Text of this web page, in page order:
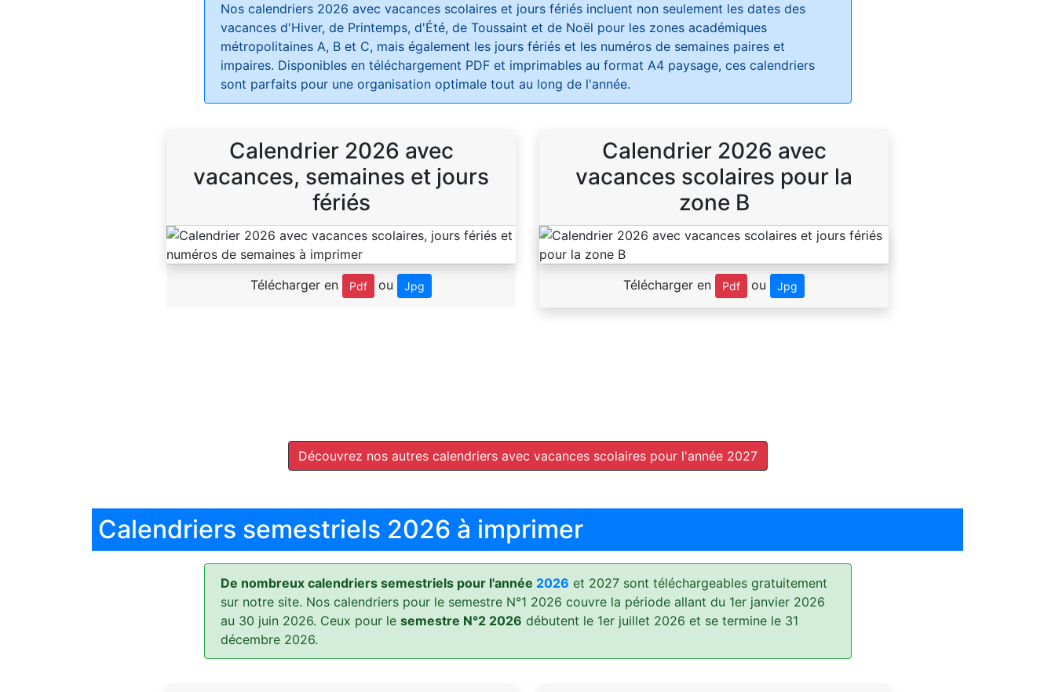
Nos calendriers 2026 avec vacances scolaires et jours fériésincluent non seulement les dates des
vacances d'Hiver, de Printemps, d'Été, de Toussaint et de Noël pour les zones académiques
métropolitaines A, B et C, mais également les jours fériés et les numéros de semaines paires et
impaires. Disponibles en téléchargement PDF et imprimables au format A4 paysage, ces calendriers
sont parfaits pour une organisation optimale tout au long de l'année.
Calendrier 2026 avec
vacances, semaines et jours
fériés
Télécharger en Pdf ou Jpg
Calendrier 2026 avec
vacances scolaires pour la
zone B
Télécharger en Pdf ou Jpg
Découvrez nos autres calendriers avec vacances scolaires pour l'année 2027
Calendriers semestriels 2026 à imprimer
De nombreux calendriers semestriels pour l'année 2026 et 2027 sont téléchargeables gratuitement
sur notre site. Nos calendriers pour le semestre N°1 2026 couvre la période allant du 1er janvier 2026
au 30 juin 2026. Ceux pour le semestre N°2 2026 débutent le 1er juillet 2026 et se termine le 31
décembre 2026.